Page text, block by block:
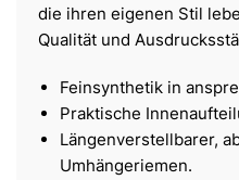
die ihren eigenen Stil
Qualität und
Feinsynthetik in
Praktische
Längenverstellbarer,
Umhängeriemen.